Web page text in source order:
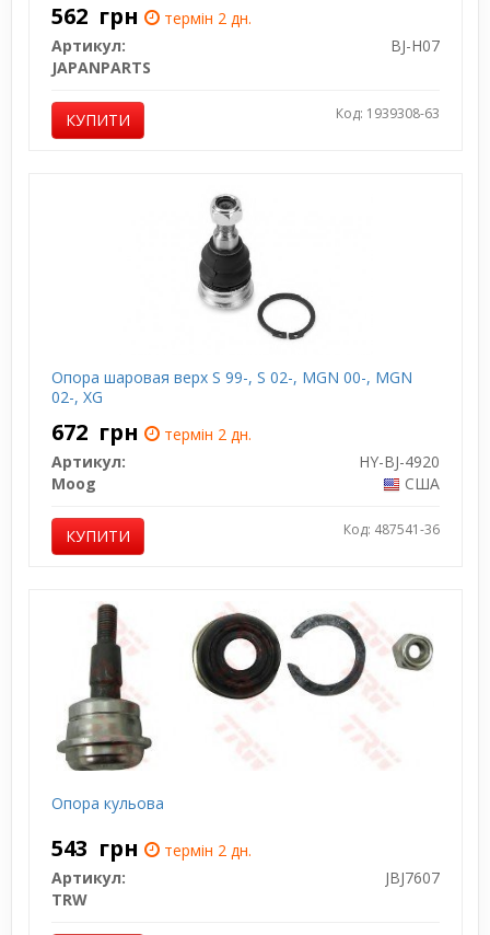
562 грн
термін 2 дн.
Артикул:
BJ-H07
JAPANPARTS
КУПИТИ Код: 1939308-63
Опора шаровая верх S 99-, S 02-, MGN 00-, MGN
02-, XG
672 грн
термін 2 дн.
Артикул:
HY-BJ-4920
Moog
США
КУПИТИ Код: 487541-36
Опора кульова
543 грн
термін 2 дн.
Артикул:
JBJ7607
TRW